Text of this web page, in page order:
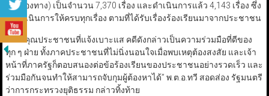
(ทุกช่องทาง) เป็นจำนวน 7,370 เรื่อง และดำเนินการแล้ว 4,143 เรื่อง ซึ่ง
จะดำเนินการให้ครบทุกเรื่อง ตามที่ได้รับเรื่องร้องเรียนมาจากประชาชน
“ขอบคุณประชาชนที่แจ้งเบาะแส คดีดังกล่าวเป็นความร่วมมือที่ดีของ
ทุก ๆ ฝ่าย ทั้งภาคประชาชนที่ไม่นิ่งนอนใจเมื่อพบเหตุต้องสงสัย และเจ้า
หน้าที่ภาครัฐก็ตอบสนองต่อข้อร้องเรียนของประชาชนอย่างรวดเร็ว และ
ร่วมมือกันจนทำให้สามารถจับกุมผู้ต้องหาได้” พ.ต.อ.ทวี สอดส่อง รัฐมนตรี
ว่าการกระทรวงยุติธรรม กล่าวทิ้งท้าย